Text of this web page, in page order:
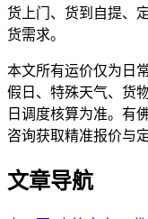
货上门、货到自提、
货需求。
本文所有运价仅为日
假日、特殊天气、货
日调度核算为准。有
咨询获取精准报价与
文章导航